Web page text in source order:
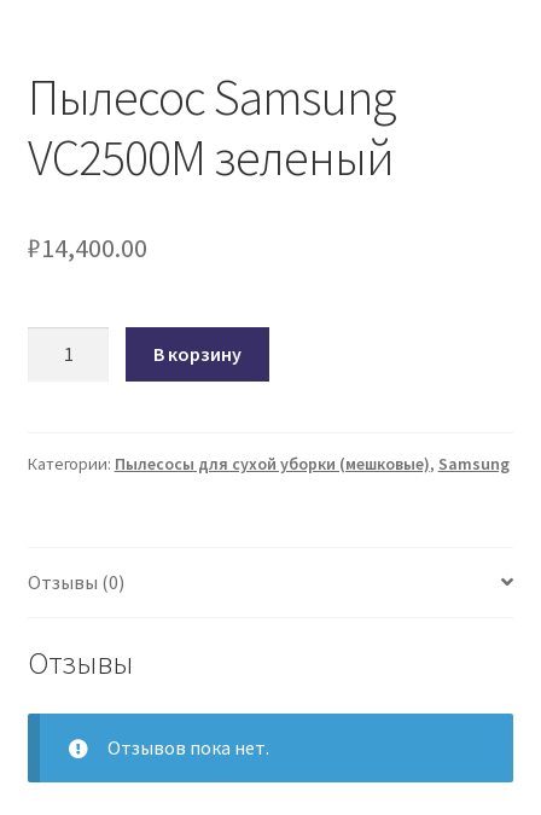
Пылесос Samsung
VC2500M зеленый
₽14,400.00
VC2500M
В корзину
Категории: Пылесосы для сухой уборки (мешковые), Samsung
Отзывы (0)
Отзывы
Отзывов пока нет.